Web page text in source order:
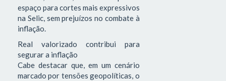
espaço para cortes mais expressivos
na Selic, sem prejuízos no combate à
inflação.
Real valorizado contribui para
segurar a inflação
Cabe destacar que, em um cenário
marcado por tensões geopolíticas, o